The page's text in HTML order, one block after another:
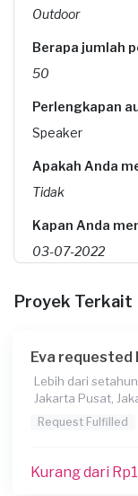
Outdoor
Berapa jumlah
50
Perlengkapan
Speaker
Apakah Anda
Tidak
Kapan Anda
03-07-2022
acara sunatan.
Kurang dari Rp
Proyek Terkait
Eva requested
Lebih dari
Jakarta Pusat,
Request Fulfilled
Kurang dari